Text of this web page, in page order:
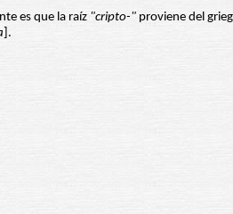
es que la raíz "cripto-" proviene del
].